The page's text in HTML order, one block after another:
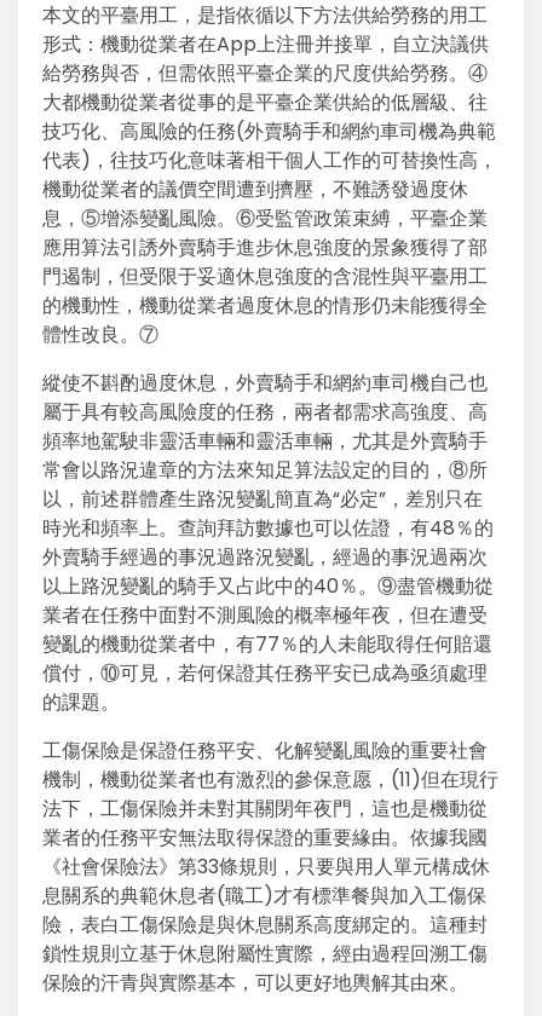
本文的平臺用工，是指依循以下方法供給勞務的用工
形式：機動從業者在App上注冊并接單，自立決議供
給勞務與否，但需依照平臺企業的尺度供給勞務。④
大都機動從業者從事的是平臺企業供給的低層級、往
技巧化、高風險的任務(外賣騎手和網約車司機為典範
代表)，往技巧化意味著相干個人工作的可替換性高，
機動從業者的議價空間遭到擠壓，不難誘發過度休
息，⑤增添變亂風險。⑥受監管政策束縛，平臺企業
應用算法引誘外賣騎手進步休息強度的景象獲得了部
門遏制，但受限于妥適休息強度的含混性與平臺用工
的機動性，機動從業者過度休息的情形仍未能獲得全
體性改良。⑦
縱使不斟酌過度休息，外賣騎手和網約車司機自己也
屬于具有較高風險度的任務，兩者都需求高強度、高
頻率地駕駛非靈活車輛和靈活車輛，尤其是外賣騎手
常會以路況違章的方法來知足算法設定的目的，⑧所
以，前述群體產生路況變亂簡直為“必定”，差別只在
時光和頻率上。查詢拜訪數據也可以佐證，有48％的
外賣騎手經過的事況過路況變亂，經過的事況過兩次
以上路況變亂的騎手又占此中的40％。⑨盡管機動從
業者在任務中面對不測風險的概率極年夜，但在遭受
變亂的機動從業者中，有77％的人未能取得任何賠還
償付，⑩可見，若何保證其任務平安已成為亟須處理
的課題。
工傷保險是保證任務平安、化解變亂風險的重要社會
機制，機動從業者也有激烈的參保意愿，(11)但在現行
法下，工傷保險并未對其關閉年夜門，這也是機動從
業者的任務平安無法取得保證的重要緣由。依據我國
《社會保險法》第33條規則，只要與用人單元構成休
息關系的典範休息者(職工)才有標準餐與加入工傷保
險，表白工傷保險是與休息關系高度綁定的。這種封
鎖性規則立基于休息附屬性實際，經由過程回溯工傷
保險的汗青與實際基本，可以更好地輿解其由來。